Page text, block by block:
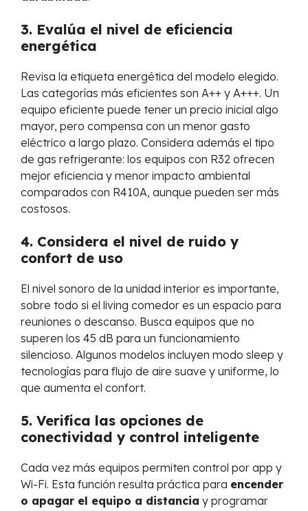
3. Evalúa el nivel de eficiencia
energética
Revisa la etiqueta energética del modelo elegido.
Las categorías más eficientes son A++ y A+++. Un
equipo eficiente puede tener un precio inicial algo
mayor, pero compensa con un menor gasto
eléctrico a largo plazo. Considera además el tipo
de gas refrigerante: los equipos con R32 ofrecen
mejor eficiencia y menor impacto ambiental
comparados con R410A, aunque pueden ser más
costosos.
4. Considera el nivel de ruido y
confort de uso
El nivel sonoro de la unidad interior es importante,
sobre todo si el living comedor es un espacio para
reuniones o descanso. Busca equipos que no
superen los 45 dB para un funcionamiento
silencioso. Algunos modelos incluyen modo sleep y
tecnologías para flujo de aire suave y uniforme, lo
que aumenta el confort.
5. Verifica las opciones de
conectividad y control inteligente
Cada vez más equipos permiten control por app y
Wi-Fi. Esta función resulta práctica para encender
o apagar el equipo a distancia y programar